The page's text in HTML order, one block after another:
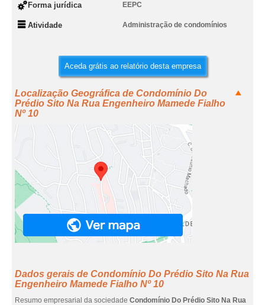
Forma jurídica EEPC
Atividade Administração de condomínios
Aceda grátis ao relatório desta empresa
Localização Geográfica de Condomínio Do
Prédio Sito Na Rua Engenheiro Mamede Fialho
Nº 10
Dados gerais de Condomínio Do Prédio Sito Na Rua
Engenheiro Mamede Fialho Nº 10
Resumo empresarial da sociedade Condomínio Do Prédio Sito Na Rua